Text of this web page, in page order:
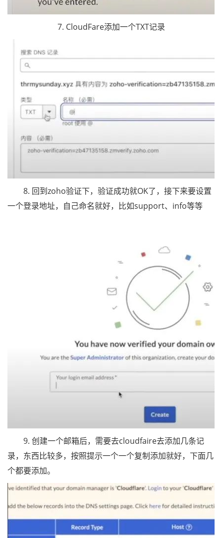
7. CloudFare添加一个TXT记录
8. 回到zoho验证下，验证成功就OK了，接下来要设置
一个登录地址，自己命名就好，比如support、info等等
9. 创建一个邮箱后，需要去cloudfaire去添加几条记
录，东西比较多，按照提示一个一个复制添加就好，下面几
个都要添加。